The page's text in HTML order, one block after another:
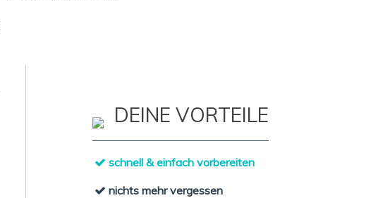
DEINE VORTEILE
schnell & einfach vorbereiten
nichts mehr vergessen